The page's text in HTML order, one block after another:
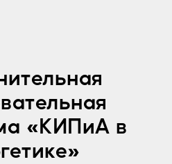
«КИПиА в